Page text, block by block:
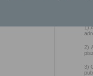
1)
2)
3)